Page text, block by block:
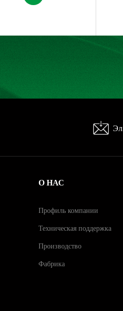
О НАС
Профиль компании
Техническая поддержка
Производство
Фабрика